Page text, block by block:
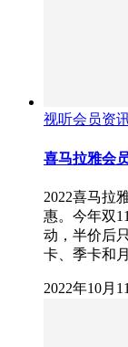
视听会员资
喜马拉雅会
2022喜马拉
惠。今年双
动，半价后
卡、季卡和
2022年10月